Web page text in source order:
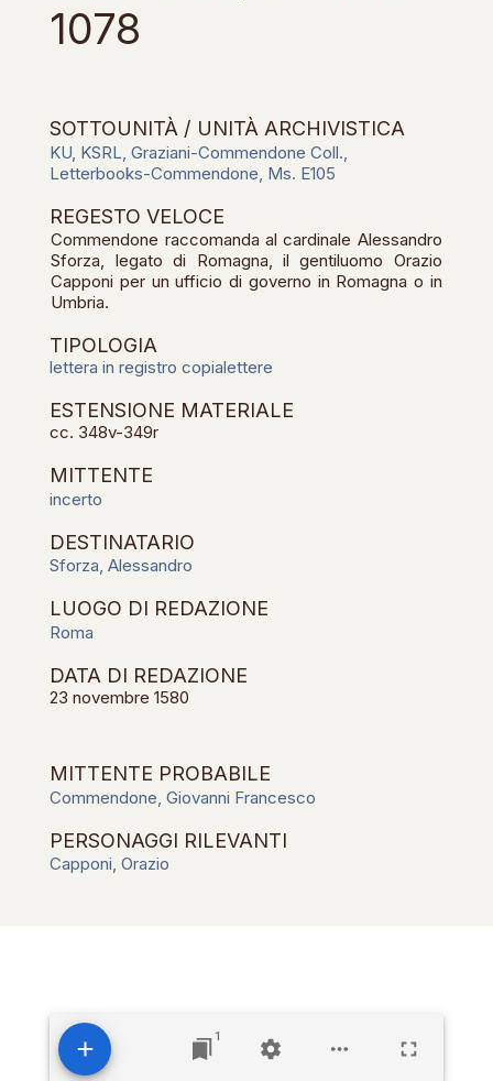
1078
SOTTOUNITÀ / UNITÀ ARCHIVISTICA
KU, KSRL, Graziani-Commendone Coll.,
Letterbooks-Commendone, Ms. E105
REGESTO VELOCE
Commendone raccomanda al cardinale Alessandro
Sforza, legato di Romagna, il gentiluomo Orazio
Capponi per un ufficio di governo in Romagna o in
Umbria.
TIPOLOGIA
lettera in registro copialettere
ESTENSIONE MATERIALE
cc. 348v-349r
MITTENTE
incerto
DESTINATARIO
Sforza, Alessandro
LUOGO DI REDAZIONE
Roma
DATA DI REDAZIONE
23 novembre 1580
MITTENTE PROBABILE
Commendone, Giovanni Francesco
PERSONAGGI RILEVANTI
Capponi, Orazio
1